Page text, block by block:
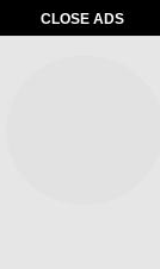
CLOSE ADS